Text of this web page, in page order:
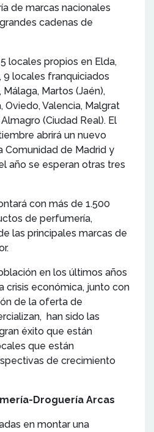
de marcas nacionales
cadenas de
locales propios en Elda,
9 locales franquiciados
Martos (Jaén),
Oviedo, Valencia, Malgrat
(Ciudad Real). El
abrirá un nuevo
Comunidad de Madrid y
año se esperan otras tres
con más de 1.500
de perfumería,
las principales marcas de
en los últimos años
crisis económica, junto con
de la oferta de
han sido las
éxito que están
que están
de crecimiento
Droguería Arcas
en montar una